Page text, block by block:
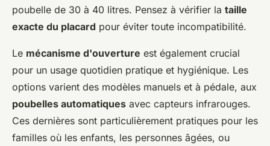
poubelle de 30 à 40 litres. Pensez à vérifier la taille
exacte du placard pour éviter toute incompatibilité.
Le mécanisme d'ouverture est également crucial
pour un usage quotidien pratique et hygiénique. Les
options varient des modèles manuels et à pédale, aux
poubelles automatiques avec capteurs infrarouges.
Ces dernières sont particulièrement pratiques pour les
familles où les enfants, les personnes âgées, ou